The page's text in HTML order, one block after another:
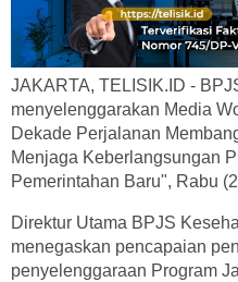
JAKARTA, TELISIK.ID -
menyelenggarakan Media
Dekade Perjalanan
Menjaga Keberlangsungan
Pemerintahan Baru", Rabu
Direktur Utama BPJS
menegaskan pencapaian
penyelenggaraan Program